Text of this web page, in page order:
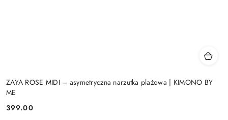
ZAYA ROSE MIDI – asymetryczna narzutka plażowa | KIMONO BY
ME
Cena:
399.00